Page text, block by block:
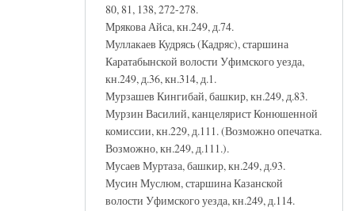
80, 81, 138, 272-278.
Мрякова Айса, кн.249, д.74.
Муллакаев Кудрясь (Кадряс), старшина
Каратабынской волости Уфимского уезда,
кн.249, д.36, кн.314, д.1.
Мурзашев Кингибай, башкир, кн.249, д.83.
Мурзин Василий, канцелярист Конюшенной
комиссии, кн.229, д.111. (Возможно опечатка.
Возможно, кн.249, д.111.).
Мусаев Муртаза, башкир, кн.249, д.93.
Мусин Муслюм, старшина Казанской
волости Уфимского уезда, кн.249, д.114.